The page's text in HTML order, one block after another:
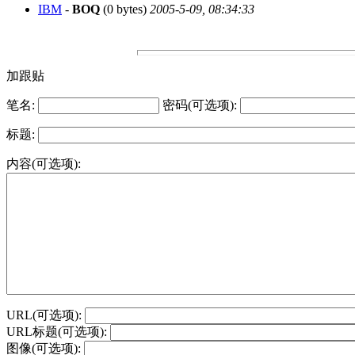
IBM - BOQ (0 bytes) 2005-5-09, 08:34:33
加跟贴
笔名: 密码(可选项):
标题:
内容(可选项):
URL(可选项):
URL标题(可选项):
图像(可选项):